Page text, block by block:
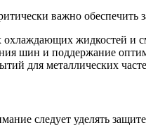
важно обеспечить
охлаждающих жидкостей и
шин и поддержание
для металлических
следует уделять